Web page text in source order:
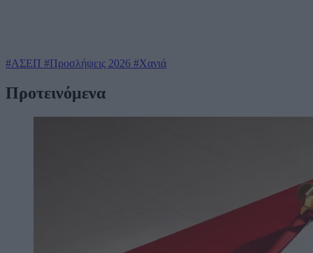
#ΑΣΕΠ #Προσλήψεις 2026 #Χανιά
Προτεινόμενα